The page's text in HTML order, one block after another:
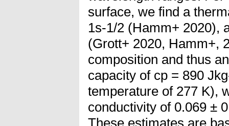
surface, we find a
1s-1/2 (Hamm+ 2020),
(Grott+ 2020, Hamm+,
composition and thus
capacity of cp = 890
temperature of 277 K),
conductivity of 0.069 ±
These estimates are